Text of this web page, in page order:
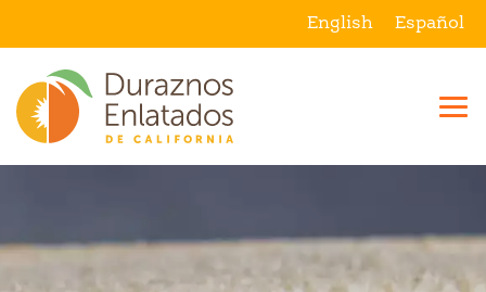
English Español